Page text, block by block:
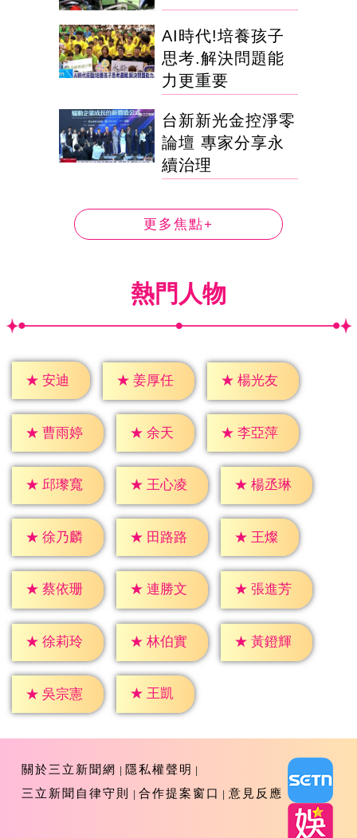
AI時代!培養孩子
思考.解決問題能
力更重要
台新新光金控淨零
論壇 專家分享永
續治理
更多焦點+
熱門人物
★ 安迪 ★ 姜厚任 ★ 楊光友
★ 曹雨婷 ★ 余天 ★ 李亞萍
★ 邱瓈寬 ★ 王心凌 ★ 楊丞琳
★ 徐乃麟 ★ 田路路 ★ 王燦
★ 蔡依珊 ★ 連勝文 ★ 張進芳
★ 徐莉玲 ★ 林伯實 ★ 黃鐙輝
★ 吳宗憲 ★ 王凱
關於三立新聞網
隱私權聲明
三立新聞自律守則
合作提案窗口 意見反應